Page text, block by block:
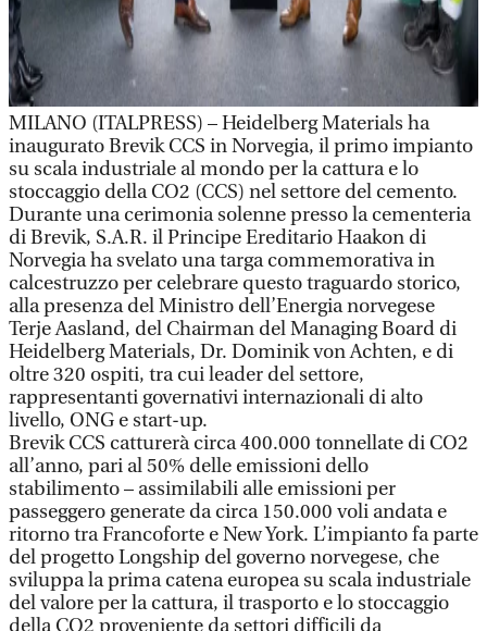
MILANO (ITALPRESS) – Heidelberg Materials ha
inaugurato Brevik CCS in Norvegia, il primo impianto
su scala industriale al mondo per la cattura e lo
stoccaggio della CO2 (CCS) nel settore del cemento.
Durante una cerimonia solenne presso la cementeria
di Brevik, S.A.R. il Principe Ereditario Haakon di
Norvegia ha svelato una targa commemorativa in
calcestruzzo per celebrare questo traguardo storico,
alla presenza del Ministro dell’Energia norvegese
Terje Aasland, del Chairman del Managing Board di
Heidelberg Materials, Dr. Dominik von Achten, e di
oltre 320 ospiti, tra cui leader del settore,
rappresentanti governativi internazionali di alto
livello, ONG e start-up.
Brevik CCS catturerà circa 400.000 tonnellate di CO2
all’anno, pari al 50% delle emissioni dello
stabilimento – assimilabili alle emissioni per
passeggero generate da circa 150.000 voli andata e
ritorno tra Francoforte e New York. L’impianto fa parte
del progetto Longship del governo norvegese, che
sviluppa la prima catena europea su scala industriale
del valore per la cattura, il trasporto e lo stoccaggio
della CO2 proveniente da settori difficili da